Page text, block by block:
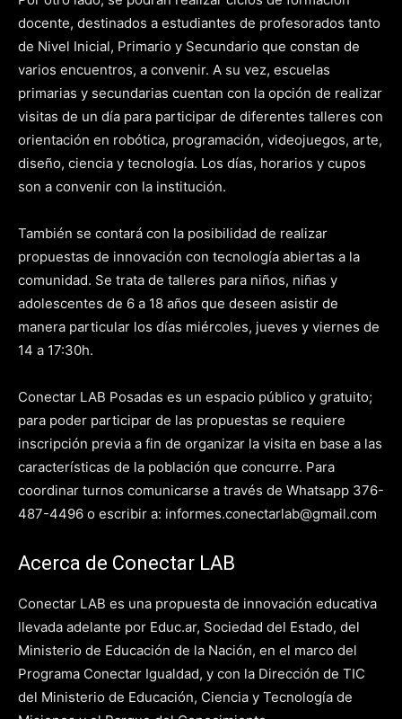
docente, destinados a estudiantes de profesorados tanto
de Nivel Inicial, Primario y Secundario que constan de
varios encuentros, a convenir. A su vez, escuelas
primarias y secundarias cuentan con la opción de realizar
visitas de un día para participar de diferentes talleres con
orientación en robótica, programación, videojuegos, arte,
diseño, ciencia y tecnología. Los días, horarios y cupos
son a convenir con la institución.
También se contará con la posibilidad de realizar
propuestas de innovación con tecnología abiertas a la
comunidad. Se trata de talleres para niños, niñas y
adolescentes de 6 a 18 años que deseen asistir de
manera particular los días miércoles, jueves y viernes de
14 a 17:30h.
Conectar LAB Posadas es un espacio público y gratuito;
para poder participar de las propuestas se requiere
inscripción previa a fin de organizar la visita en base a las
características de la población que concurre. Para
coordinar turnos comunicarse a través de Whatsapp 376-
487-4496 o escribir a: informes.conectarlab@gmail.com
Acerca de Conectar LAB
Conectar LAB es una propuesta de innovación educativa
llevada adelante por Educ.ar, Sociedad del Estado, del
Ministerio de Educación de la Nación, en el marco del
Programa Conectar Igualdad, y con la Dirección de TIC
del Ministerio de Educación, Ciencia y Tecnología de